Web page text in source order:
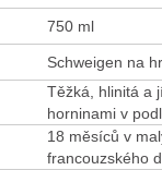
750 ml
Schweigen na
Těžká, hlinitá a
horninami v
18 měsíců v
francouzského